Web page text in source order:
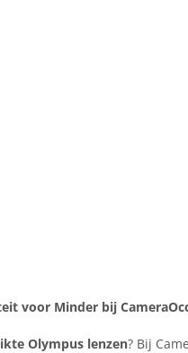
voor Minder bij
Olympus lenzen? Bij